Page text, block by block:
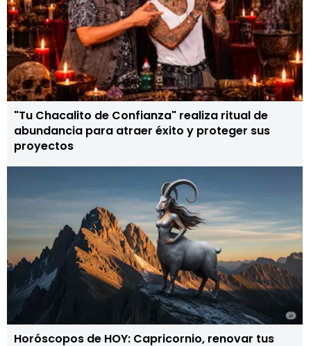
"Tu Chacalito de Confianza" realiza ritual de
abundancia para atraer éxito y proteger sus
proyectos
Horóscopos de HOY: Capricornio, renovar tus